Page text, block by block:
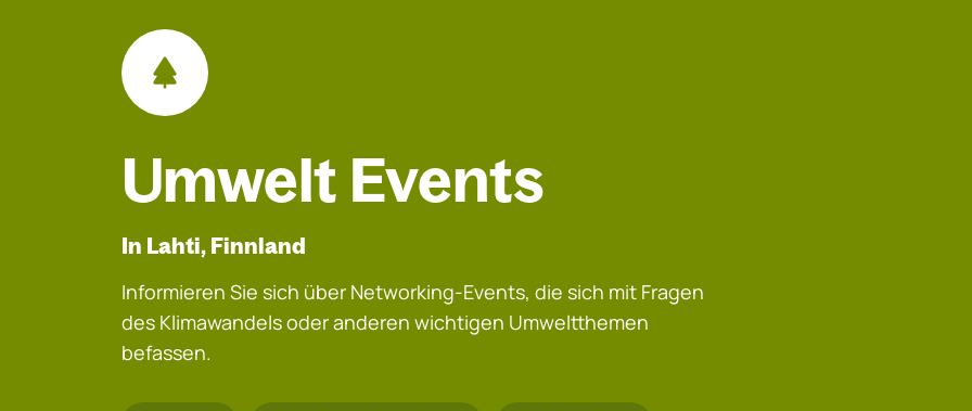
Umwelt Events
In Lahti, Finnland
Informieren Sie sich über Networking-Events, die sich mit Fragen
des Klimawandels oder anderen wichtigen Umweltthemen
befassen.